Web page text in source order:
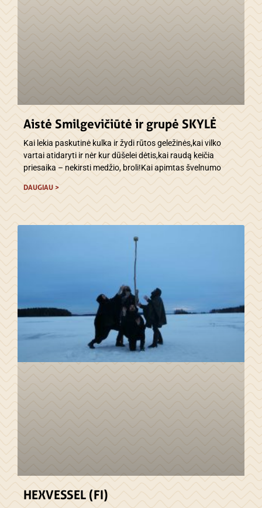
Aistė Smilgevičiūtė ir grupė SKYLĖ
Kai lekia paskutinė kulka ir žydi rūtos geležinės,kai vilko
vartai atidaryti ir nėr kur dūšelei dėtis,kai raudą keičia
priesaika – nekirsti medžio, broli!Kai apimtas švelnumo
DAUGIAU >
HEXVESSEL (FI)